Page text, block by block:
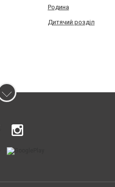
Родина
Дитячий розділ